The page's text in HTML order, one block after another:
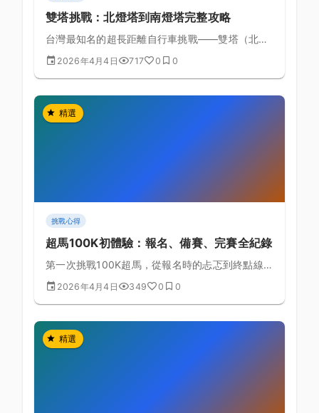
雙塔挑戰：北燈塔到南燈塔完整攻略
台灣最知名的超長距離自行車挑戰——雙塔（北燈
塔到南燈塔）約539公里完整路線規劃、備賽要點
與安全注意事項。
2026年4月4日 717 0 0
精選
挑戰心得
超馬100K初體驗：報名、備賽、完賽全紀錄
第一次挑戰100K超馬，從報名時的忐忑到終點線前
的熱淚盈眶，完整記錄一位普通跑者如何完成這項
極限超馬挑戰。
2026年4月4日 349 0 0
精選